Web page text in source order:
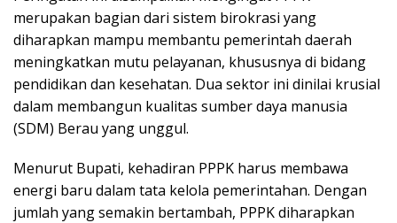
merupakan bagian dari sistem birokrasi yang
diharapkan mampu membantu pemerintah daerah
meningkatkan mutu pelayanan, khususnya di bidang
pendidikan dan kesehatan. Dua sektor ini dinilai krusial
dalam membangun kualitas sumber daya manusia
(SDM) Berau yang unggul.
Menurut Bupati, kehadiran PPPK harus membawa
energi baru dalam tata kelola pemerintahan. Dengan
jumlah yang semakin bertambah, PPPK diharapkan